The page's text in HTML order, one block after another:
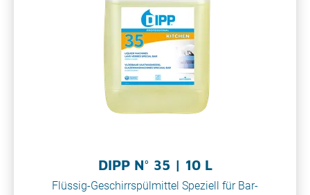
DIPP N° 35 | 10 L
Flüssig-Geschirrspülmittel Speziell für Bar-